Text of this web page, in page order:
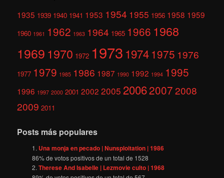
1935 1939 1940 1941 1953 1954 1955 1956 1958 1959
1960 1961 1962 1963 1964 1965 1966 1968
1969 1970 1972 1973 1974 1975 1976
1977 1979 1985 1986 1987 1990 1992 1994 1995
1996 1997 2000 2001 2002 2005 200620072008
2009 2011
Posts más populares
Una monja en pecado | Nunsploitation | 1986
86% de votos positivos de un total de 1528
Therese And Isabelle | Lezmovie culto | 1968